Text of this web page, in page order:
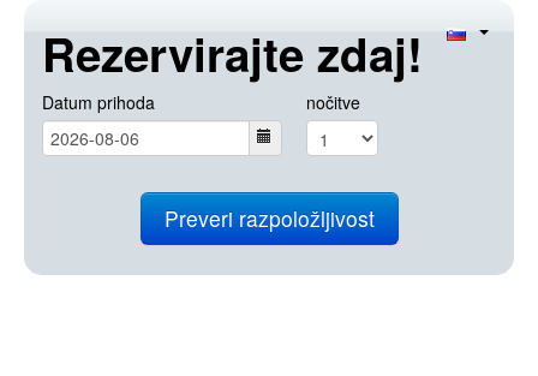
Rezervirajte zdaj!
Datum prihoda nočitve
Preveri razpoložljivost